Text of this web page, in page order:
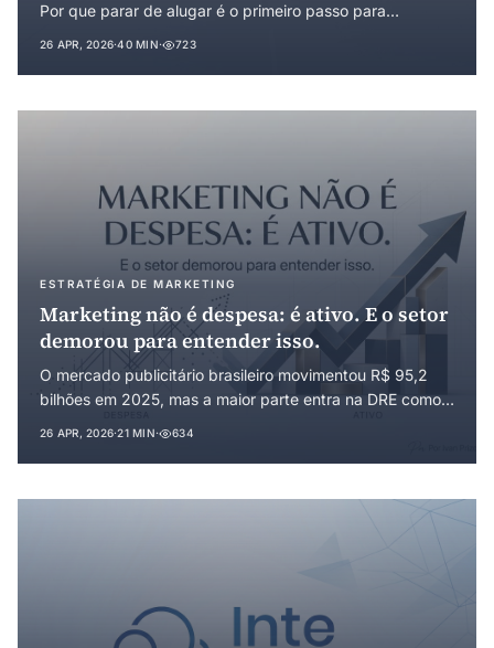
Por que parar de alugar é o primeiro passo para
campanha precisam estar nessa ordem.
26 APR, 2026·40 MIN· 723
ESTRATÉGIA DE MARKETING
Marketing não é despesa: é ativo. E o setor
demorou para entender isso.
O mercado publicitário brasileiro movimentou R$ 95,2
bilhões em 2025, mas a maior parte entra na DRE como
sobre planejamento financeiro, governança e valuation.
26 APR, 2026·21 MIN· 634